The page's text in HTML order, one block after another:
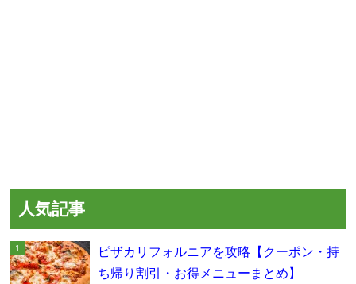
人気記事
ピザカリフォルニアを攻略【クーポン・持
ち帰り割引・お得メニューまとめ】